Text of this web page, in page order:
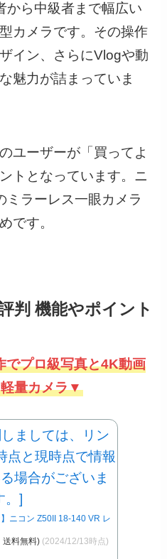
から中級者まで幅広い
カメラです。その操作
イン、さらにVlogや動
魅力が詰まっていま
ユーザーが「買ってよ
トとなっています。ニ
ミラーレス一眼カメラ
です。
判 機能やポイント
プロ級写真と4K動画
量カメラ▼
ニコン Z50II 18-140 VR レ
送料無料) (2024/12/13時点)